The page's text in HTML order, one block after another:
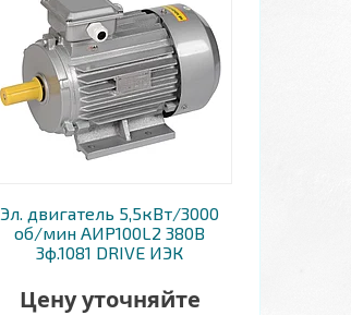
Эл. двигатель 5,5кВт/3000
об/мин АИР100L2 380В
3ф.1081 DRIVE ИЭК
Цену уточняйте